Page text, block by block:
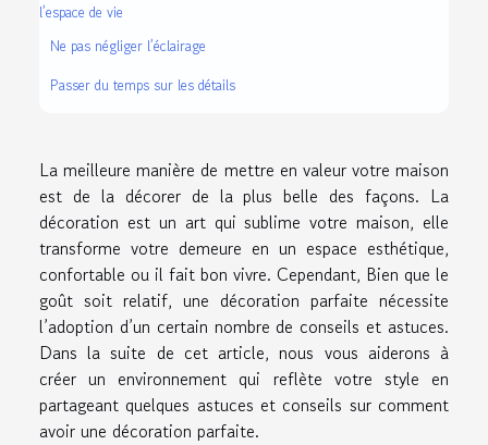
l’espace de vie
Ne pas négliger l’éclairage
Passer du temps sur les détails
La meilleure manière de mettre en valeur votre maison
est de la décorer de la plus belle des façons. La
décoration est un art qui sublime votre maison, elle
transforme votre demeure en un espace esthétique,
confortable ou il fait bon vivre. Cependant, Bien que le
goût soit relatif, une décoration parfaite nécessite
l’adoption d’un certain nombre de conseils et astuces.
Dans la suite de cet article, nous vous aiderons à
créer un environnement qui reflète votre style en
partageant quelques astuces et conseils sur comment
avoir une décoration parfaite.